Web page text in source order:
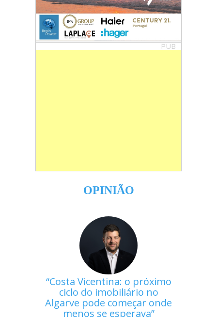
PUB
OPINIÃO
Costa Vicentina: o próximo
ciclo do imobiliário no
Algarve pode começar onde
menos se esperava